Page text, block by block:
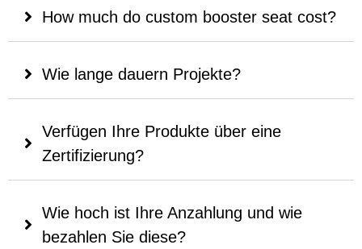
How much do custom booster seat cost?
Wie lange dauern Projekte?
Verfügen Ihre Produkte über eine
Zertifizierung?
Wie hoch ist Ihre Anzahlung und wie
bezahlen Sie diese?